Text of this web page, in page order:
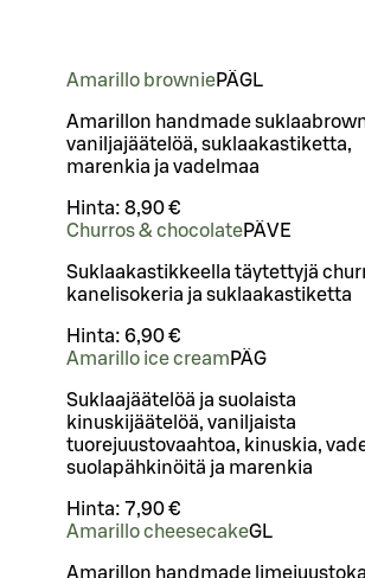
Amarillo browniePÄGL
Amarillon handmade
vaniljajäätelöä, suklaakastiketta,
marenkia ja vadelmaa
Hinta: 8,90 €
Churros & chocolatePÄVE
Suklaakastikkeella täytettyjä
kanelisokeria ja suklaakastiketta
Hinta: 6,90 €
Amarillo ice cream PÄG
Suklaajäätelöä ja suolaista
kinuskijäätelöä, vaniljaista
tuorejuustovaahtoa, kinuskia,
suolapähkinöitä ja marenkia
Hinta: 7,90 €
Amarillo cheesecakeGL
Amarillon handmade